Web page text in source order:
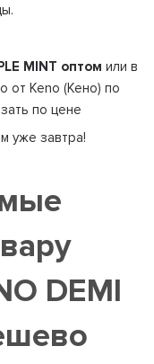
MINT оптом или в
от Keno (Кено) по
по цене
уже завтра!
DEMI